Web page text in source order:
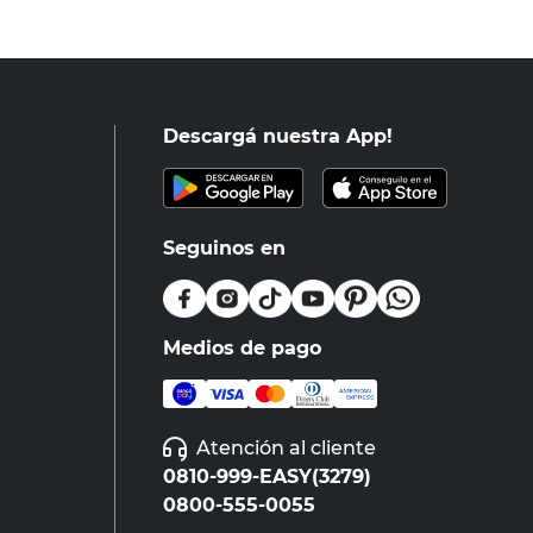
Descargá nuestra App!
Seguinos en
Medios de pago
Atención al cliente
0810-999-EASY(3279)
0800-555-0055